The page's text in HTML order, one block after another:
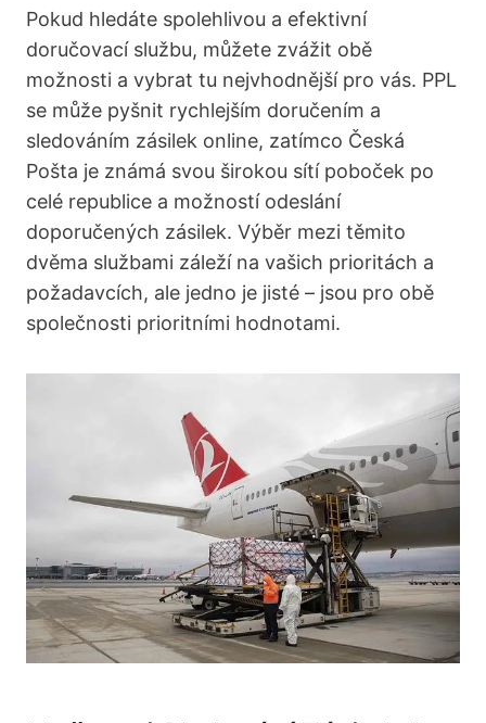
Pokud hledáte spolehlivou a efektivní
doručovací službu, můžete zvážit obě
možnosti a vybrat tu nejvhodnější pro vás. PPL
se může pyšnit rychlejším doručením a
sledováním zásilek online, zatímco Česká
Pošta je známá svou širokou sítí poboček po
celé republice a možností odeslání
doporučených zásilek. Výběr mezi těmito
dvěma službami záleží na vašich prioritách a
požadavcích, ale jedno je jisté – jsou pro obě
společnosti prioritními hodnotami.